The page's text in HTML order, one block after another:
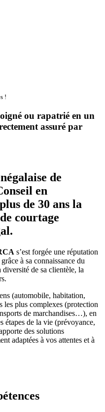
!
ou rapatrié en un
assuré par
de
en
de 30 ans la
courtage
s’est forgée une réputation
à sa connaissance du
diversité de sa clientèle, la
(automobile, habitation,
les plus complexes (protection
de marchandises…), en
étapes de la vie (prévoyance,
des solutions
adaptées à vos attentes et à